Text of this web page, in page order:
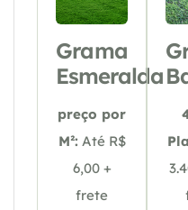
Grama
Esmeralda
preço por
M²: Até R$
6,00 +
frete